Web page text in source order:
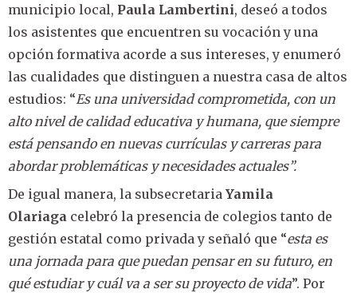
municipio local, Paula Lambertini, deseó a todos
los asistentes que encuentren su vocación y una
opción formativa acorde a sus intereses, y enumeró
las cualidades que distinguen a nuestra casa de altos
estudios: “Es una universidad comprometida, con un
alto nivel de calidad educativa y humana, que siempre
está pensando en nuevas currículas y carreras para
abordar problemáticas y necesidades actuales”.
De igual manera, la subsecretaria Yamila
Olariaga celebró la presencia de colegios tanto de
gestión estatal como privada y señaló que “esta es
una jornada para que puedan pensar en su futuro, en
qué estudiar y cuál va a ser su proyecto de vida”. Por